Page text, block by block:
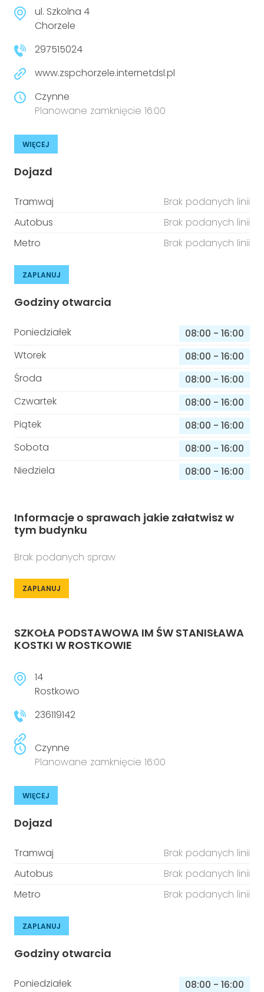
niepełnosprawnościami
Prawa osób z niepełnosprawnościami
Aktualności
Urządzenia IoT
ul. Szkolna 4
Chorzele
297515024
www.zspchorzele.internetdsl.pl
Czynne
Planowane zamknięcie 16:00
WIĘCEJ
Dojazd
Tramwaj
Brak podanych linii
Autobus
Brak podanych linii
Metro
Brak podanych linii
ZAPLANUJ
Godziny otwarcia
Poniedziałek 08:00 - 16:00
Wtorek
08:00 - 16:00
Środa
08:00 - 16:00
Czwartek
08:00 - 16:00
Piątek
08:00 - 16:00
Sobota
08:00 - 16:00
Niedziela
08:00 - 16:00
Informacje o sprawach jakie załatwisz w
tym budynku
Brak podanych spraw
ZAPLANUJ
SZKOŁA PODSTAWOWA IM ŚW STANISŁAWA
KOSTKI W ROSTKOWIE
14
Rostkowo
236119142
Czynne
Planowane zamknięcie 16:00
WIĘCEJ
Dojazd
Tramwaj
Brak podanych linii
Autobus
Brak podanych linii
Metro
Brak podanych linii
ZAPLANUJ
Godziny otwarcia
Poniedziałek 08:00 - 16:00